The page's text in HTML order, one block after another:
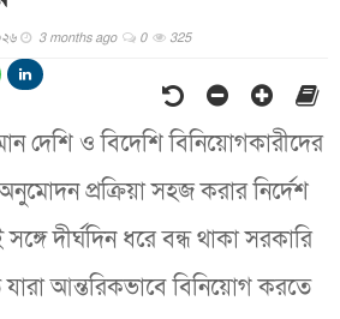
3 months ago 0 325
দেশি ও বিদেশি বিনিয়োগকারীদের
প্রক্রিয়া সহজ করার নির্দেশ
দীর্ঘদিন ধরে বন্ধ থাকা সরকারি
আন্তরিকভাবে বিনিয়োগ করতে